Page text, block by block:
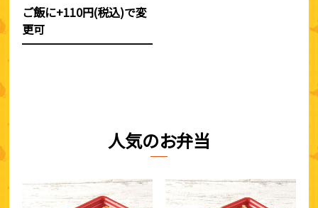
ご飯に+110円(税込)で変
更可
人気のお弁当